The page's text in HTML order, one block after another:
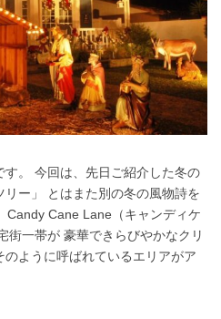
す。 今回は、先日ご紹介した冬の
ー」 とはまた別の冬の風物詩を
Cane Lane（キャンディケ
街一帯が 豪華できらびやかなクリ
ように呼ばれているエリアがア